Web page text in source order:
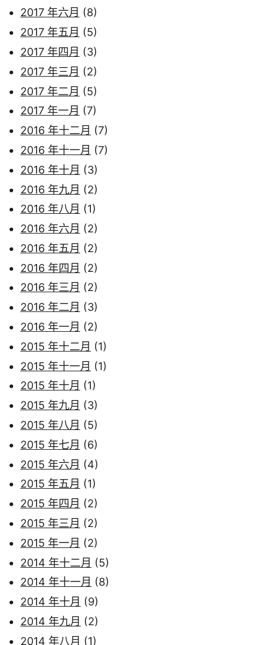
2017 年六月 (8)
2017 年五月 (5)
2017 年四月 (3)
2017 年三月 (2)
2017 年二月 (5)
2017 年一月 (7)
2016 年十二月 (7)
2016 年十一月 (7)
2016 年十月 (3)
2016 年九月 (2)
2016 年八月 (1)
2016 年六月 (2)
2016 年五月 (2)
2016 年四月 (2)
2016 年三月 (2)
2016 年二月 (3)
2016 年一月 (2)
2015 年十二月 (1)
2015 年十一月 (1)
2015 年十月 (1)
2015 年九月 (3)
2015 年八月 (5)
2015 年七月 (6)
2015 年六月 (4)
2015 年五月 (1)
2015 年四月 (2)
2015 年三月 (2)
2015 年一月 (2)
2014 年十二月 (5)
2014 年十一月 (8)
2014 年十月 (9)
2014 年九月 (2)
2014 年八月 (1)